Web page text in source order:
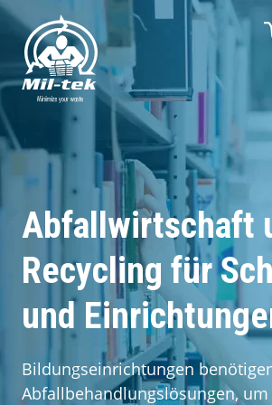
Ballenpressen &
Ihr
Abfallwirtschaft
Recycling für
und
Bildungseinrichtungen
Abfallbehandlungslösungen, um